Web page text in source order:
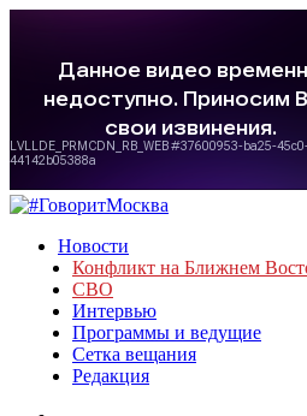
Новости
Конфликт на Ближнем
СВО
Интервью
Программы и ведущие
Сетка вещания
Редакция